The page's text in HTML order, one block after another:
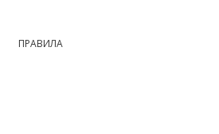
ПРАВИЛА